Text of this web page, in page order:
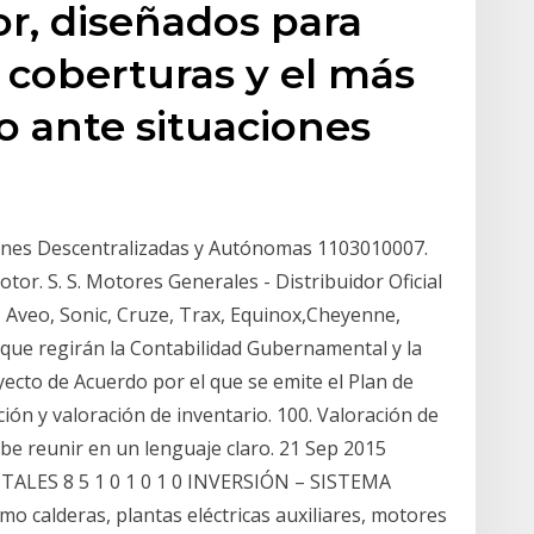
diseñados para
y el más
ante situaciones
Descentralizadas y Autónomas 1103010007.
S. S. Motores Generales - Distribuidor Oficial
Sonic, Cruze, Trax, Equinox,Cheyenne,
regirán la Contabilidad Gubernamental y la
de Acuerdo por el que se emite el Plan de
y valoración de inventario. 100. Valoración de
reunir en un lenguaje claro. 21 Sep 2015
8 5 1 0 1 0 1 0 INVERSIÓN – SISTEMA
calderas, plantas eléctricas auxiliares, motores